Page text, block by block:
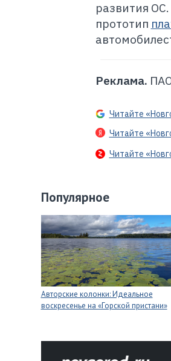
развития
прототип
Реклама.
Читайте
Читайте
Читайте
Популярное
Авторские колонки: Идеальное
воскресенье на «Горской пристани»